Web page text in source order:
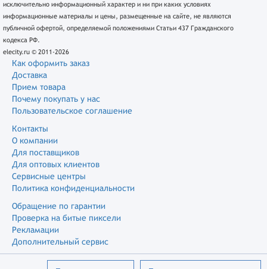
исключительно информационный характер и ни при каких условиях
информационные материалы и цены, размещенные на сайте, не являются
публичной офертой, определяемой положениями Статьи 437 Гражданского
кодекса РФ.
elecity.ru © 2011-2026
Как оформить заказ
Доставка
Прием товара
Почему покупать у нас
Пользовательское соглашение
Контакты
О компании
Для поставщиков
Для оптовых клиентов
Сервисные центры
Политика конфиденциальности
Обращение по гарантии
Проверка на битые пиксели
Рекламации
Дополнительный сервис